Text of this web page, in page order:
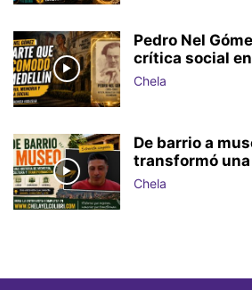
Pedro Nel
crítica social
Chela
De barrio a
transformó una
Chela